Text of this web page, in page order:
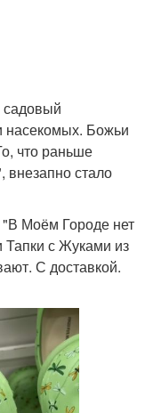
садовый
насекомых. Божьи
что раньше
внезапно стало
Моём Городе нет
Тапки с Жуками из
С доставкой.